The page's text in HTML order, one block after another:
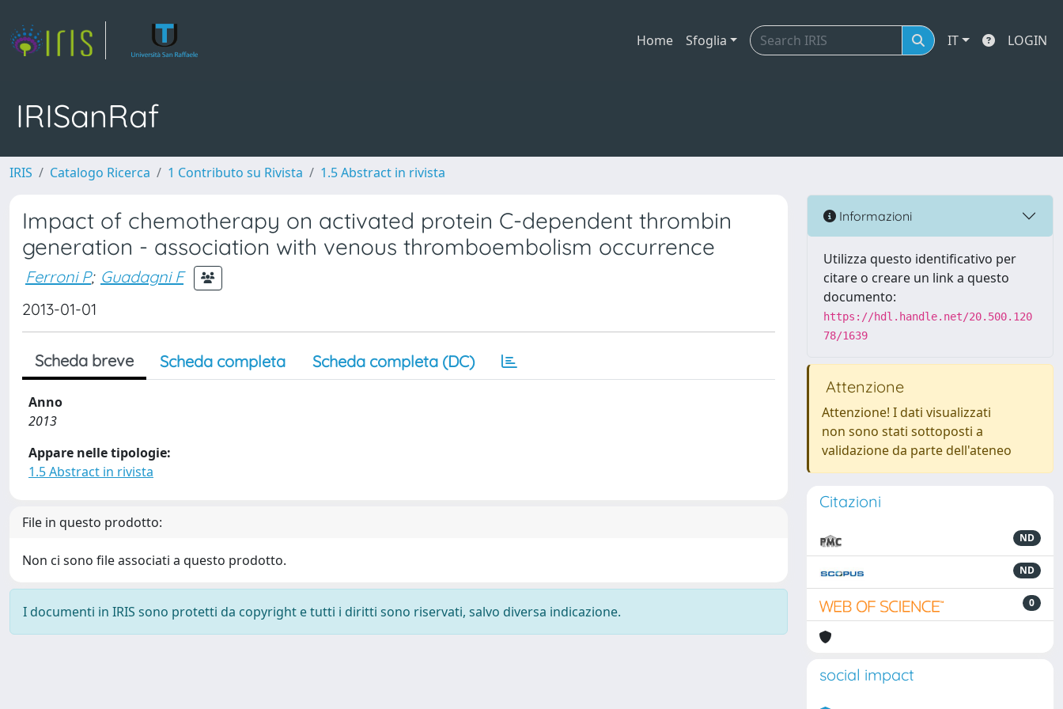
Home Sfoglia IT LOGIN
IRISanRaf
IRIS Catalogo Ricerca 1 Contributo su Rivista 1.5 Abstract in rivista
Impact of chemotherapy on activated protein C-dependent thrombin
generation - association with venous thromboembolism occurrence
Ferroni P; Guadagni F
2013-01-01
Scheda breve Scheda completa Scheda completa (DC)
Anno
2013
Appare nelle tipologie:
1.5 Abstract in rivista
File in questo prodotto:
Non ci sono file associati a questo prodotto.
I documenti in IRIS sono protetti da copyright e tutti i diritti sono riservati, salvo diversa indicazione.
Informazioni
Utilizza questo identificativo per
citare o creare un link a questo
documento:
https://hdl.handle.net/20.500.120
78/1639
Attenzione
Attenzione! I dati visualizzati
non sono stati sottoposti a
validazione da parte dell'ateneo
Citazioni
ND
ND
0
social impact